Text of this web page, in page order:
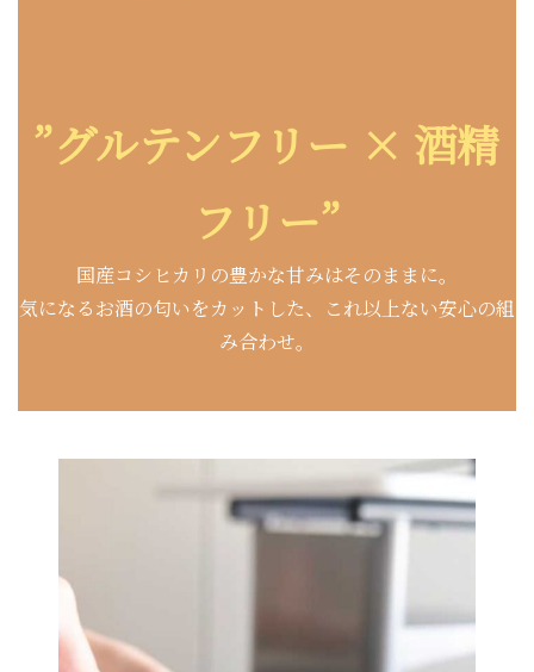
”グルテンフリー × 酒精
フリー”
国産コシヒカリの豊かな甘みはそのままに。
気になるお酒の匂いをカットした、これ以上ない安心の組
み合わせ。